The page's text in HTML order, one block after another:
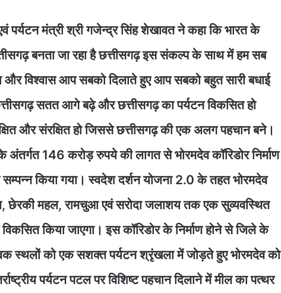
पर्यटन मंत्री श्री गजेन्द्र सिंह शेखावत ने कहा कि भारत के
बनता जा रहा है छत्तीसगढ़ इस संकल्प के साथ में हम सब
और विश्वास आप सबको दिलाते हुए आप सबको बहुत सारी बधाई
सतत आगे बढ़े और छत्तीसगढ़ का पर्यटन विकसित हो
और संरक्षित हो जिससे छत्तीसगढ़ की एक अलग पहचान बने।
146 करोड़ रुपये की लागत से भोरमदेव कॉरिडोर निर्माण
सम्पन्न किया गया। स्वदेश दर्शन योजना 2.0 के तहत भोरमदेव
छेरकी महल, रामचुआ एवं सरोदा जलाशय तक एक सुव्यवस्थित
किया जाएगा। इस कॉरिडोर के निर्माण होने से जिले के
स्थलों को एक सशक्त पर्यटन श्रृंखला में जोड़ते हुए भोरमदेव को
पर्यटन पटल पर विशिष्ट पहचान दिलाने में मील का पत्थर